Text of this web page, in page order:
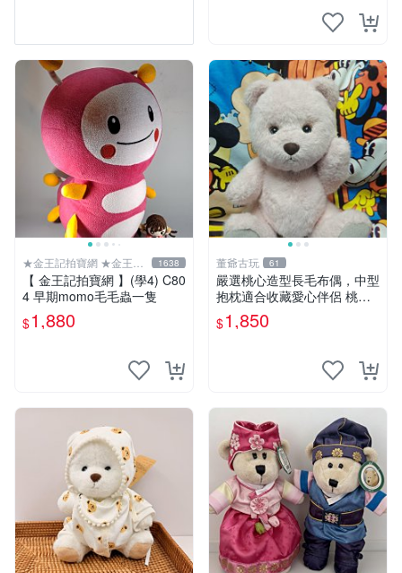
★金王記拍寶網 ★金王記
拍寶趣
1638
【 金王記拍寶網 】(學4) C80
4 早期momo毛毛蟲一隻
$1,880
董爺古玩 61
嚴選桃心造型長毛布偶，中型
抱枕適合收藏愛心伴侶 桃心
抱枕 布娃娃 猛咬布偶
$1,850